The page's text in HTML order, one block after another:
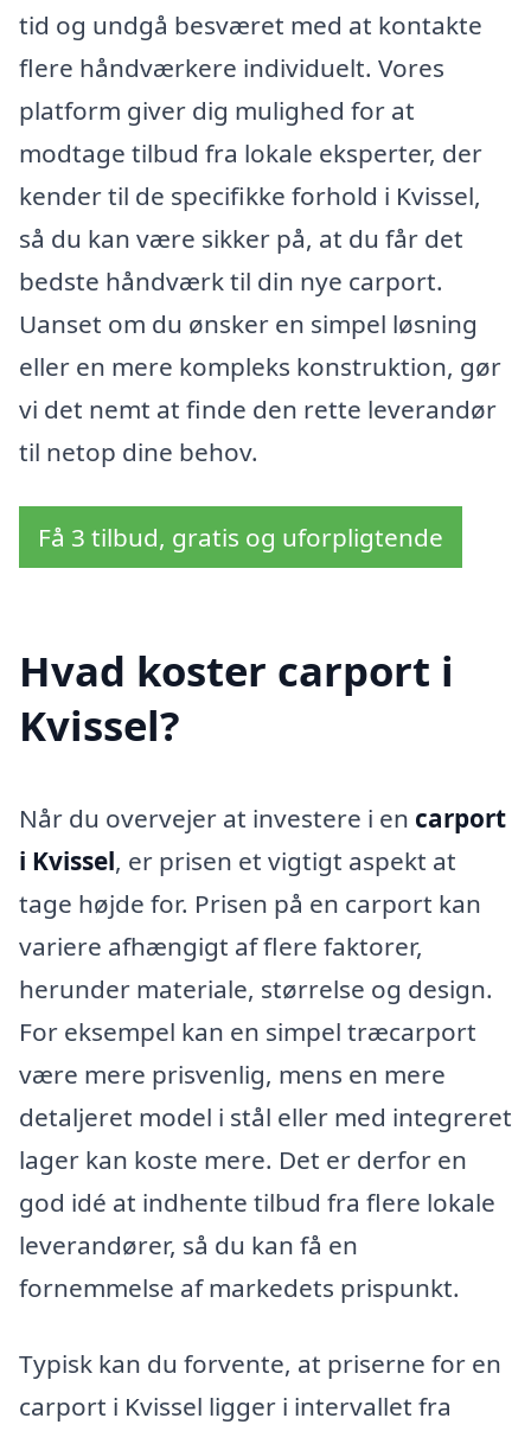
tid og undgå besværet med at kontakte
flere håndværkere individuelt. Vores
platform giver dig mulighed for at
modtage tilbud fra lokale eksperter, der
kender til de specifikke forhold i Kvissel,
så du kan være sikker på, at du får det
bedste håndværk til din nye carport.
Uanset om du ønsker en simpel løsning
eller en mere kompleks konstruktion, gør
vi det nemt at finde den rette leverandør
til netop dine behov.
Få 3 tilbud, gratis og uforpligtende
Hvad koster carport i
Kvissel?
Når du overvejer at investere i en carport
i Kvissel, er prisen et vigtigt aspekt at
tage højde for. Prisen på en carport kan
variere afhængigt af flere faktorer,
herunder materiale, størrelse og design.
For eksempel kan en simpel træcarport
være mere prisvenlig, mens en mere
detaljeret model i stål eller med integreret
lager kan koste mere. Det er derfor en
god idé at indhente tilbud fra flere lokale
leverandører, så du kan få en
fornemmelse af markedets prispunkt.
Typisk kan du forvente, at priserne for en
carport i Kvissel ligger i intervallet fra